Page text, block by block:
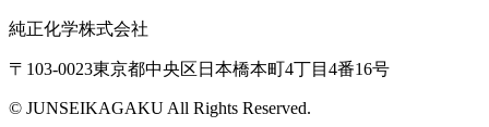
純正化学株式会社
〒103-0023東京都中央区日本橋本町4丁目4番16号
© JUNSEIKAGAKU All Rights Reserved.